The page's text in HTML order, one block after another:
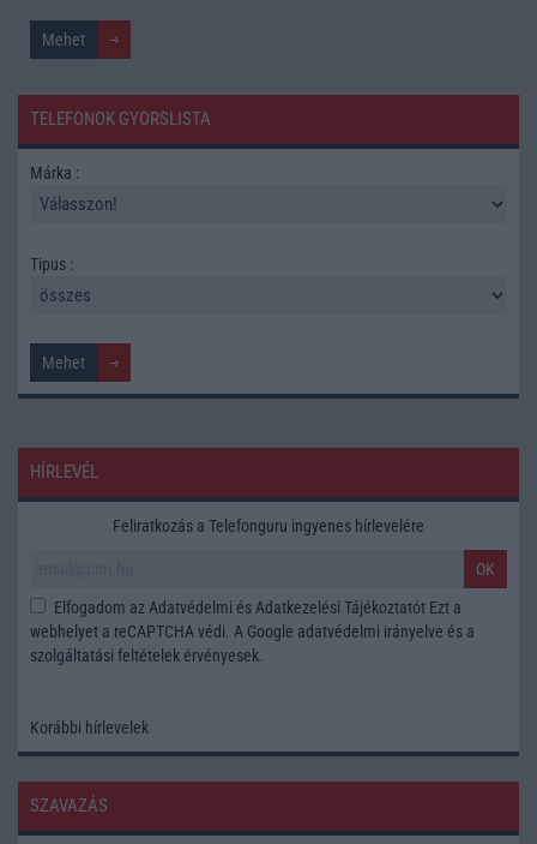
TELEFONOK GYORSLISTA
Márka :
Tipus :
HÍRLEVÉL
Feliratkozás a Telefonguru ingyenes hírlevelére
OK
Elfogadom azAdatvédelmi és Adatkezelési Tájékoztatót Ezt a
webhelyet a reCAPTCHA védi. A Google adatvédelmi irányelve és a
szolgáltatási feltételek érvényesek.
Korábbi hírlevelek
SZAVAZÁS